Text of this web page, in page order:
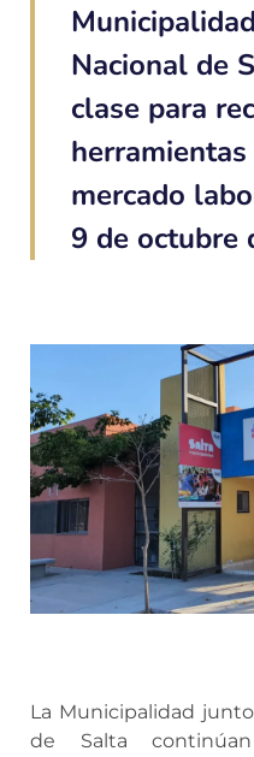
Nacional de
clase para
mercado
9 de octubre
La Municipalidad
de Salta